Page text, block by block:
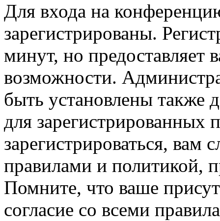
Для входа на
зарегистрированы.
минут, но предоставляет
возможности.
быть установлены также
для зарегистрированных
зарегистрироваться, вам
правилами и политикой,
Помните, что ваше
согласие со всеми